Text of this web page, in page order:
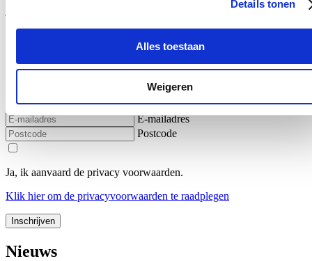
Details tonen
Alles toestaan
Weigeren
jongeren de stap over de drempel durven zetten om te spreken over
Blijf op de hoogte
Ontvang de nieuwsbrief van Katrien.
E-mailadres
Postcode
Ja, ik aanvaard de privacy voorwaarden.
Klik hierom de privacyvoorwaarden te raadplegen
Nieuws